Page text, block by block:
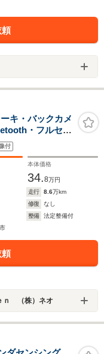
キ・バックカメ
・フルセグ
ストップ・ベ
付
本体価格
34.8万円
走行 8.6万km
修復
なし
整備
法定整備付
ｎ （株）ネオ